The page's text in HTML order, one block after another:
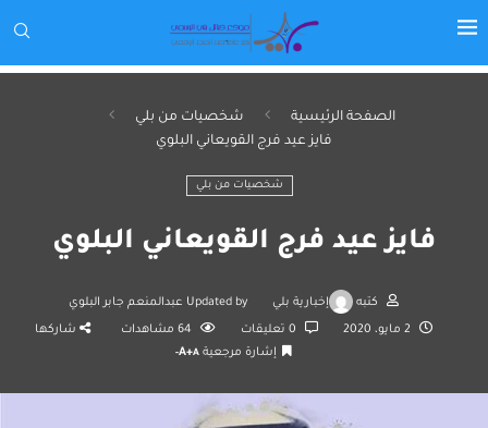
الصفحة الرئيسية
شخصيات من بلي
فايز عيد فرج القويعاني البلوي
شخصيات من بلي
فايز عيد فرج القويعاني البلوي
كتبه إخبارية بلي Updated by عبدالمنعم جابر البلوي
2 مايو، 2020 64 مشاهدات
شاركها
إشارة مرجعية
A+A-